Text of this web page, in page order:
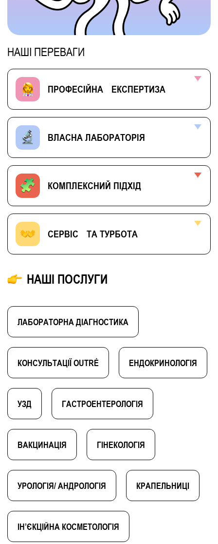
НАШІ ПЕРЕВАГИ
ПРОФЕСІЙНА ЕКСПЕРТИЗА
ВЛАСНА ЛАБОРАТОРІЯ
КОМПЛЕКСНИЙ ПІДХІД
СЕРВІС ТА ТУРБОТА
НАШІ ПОСЛУГИ
ЛАБОРАТОРНА ДІАГНОСТИКА
КОНСУЛЬТАЦІЇ OUTRÉ ЕНДОКРИНОЛОГІЯ
УЗД ГАСТРОЕНТЕРОЛОГІЯ
ВАКЦИНАЦІЯ ГІНЕКОЛОГІЯ
УРОЛОГІЯ/ АНДРОЛОГІЯ КРАПЕЛЬНИЦІ
ІН’ЄКЦІЙНА КОСМЕТОЛОГІЯ